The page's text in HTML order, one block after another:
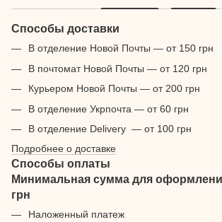
Способы доставки
В отделение Новой Почты — от 150 грн
В почтомат Новой Почты — от 120 грн
Курьером Новой Почты — от 200 грн
В отделение Укрпочта — от 60 грн
В отделение Delivery — от 100 грн
Подробнее о доставке
Способы оплаты
Минимальная сумма для
грн
Наложенный платеж